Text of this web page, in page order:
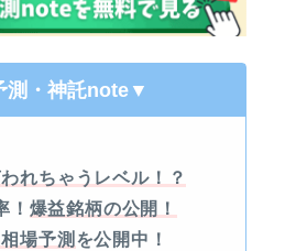
測・神託note ▼
れちゃうレベル！？
！ 爆益銘柄の公開！
場予測 を公開中！